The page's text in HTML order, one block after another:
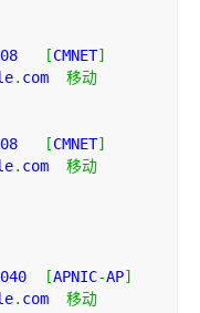
[CMNET]
. com 移动
[CMNET]
. com 移动
[APNIC-AP]
. com 移动